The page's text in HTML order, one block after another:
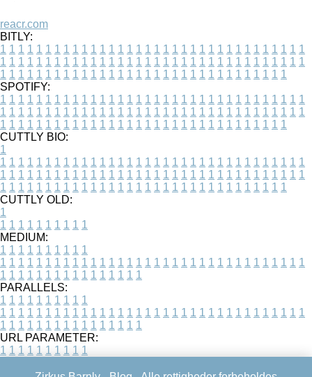
reacr.com
BITLY:
1 1 1 1 1 1 1 1 1 1 1 1 1 1 1 1 1 1 1 1 1 1 1 1 1 1 1 1 1 1 1 1 1 1
1 1 1 1 1 1 1 1 1 1 1 1 1 1 1 1 1 1 1 1 1 1 1 1 1 1 1 1 1 1 1 1 1 1
1 1 1 1 1 1 1 1 1 1 1 1 1 1 1 1 1 1 1 1 1 1 1 1 1 1 1 1 1 1 1 1
SPOTIFY:
1 1 1 1 1 1 1 1 1 1 1 1 1 1 1 1 1 1 1 1 1 1 1 1 1 1 1 1 1 1 1 1 1 1
1 1 1 1 1 1 1 1 1 1 1 1 1 1 1 1 1 1 1 1 1 1 1 1 1 1 1 1 1 1 1 1 1 1
1 1 1 1 1 1 1 1 1 1 1 1 1 1 1 1 1 1 1 1 1 1 1 1 1 1 1 1 1 1 1 1
CUTTLY BIO:
1
1 1 1 1 1 1 1 1 1 1 1 1 1 1 1 1 1 1 1 1 1 1 1 1 1 1 1 1 1 1 1 1 1 1
1 1 1 1 1 1 1 1 1 1 1 1 1 1 1 1 1 1 1 1 1 1 1 1 1 1 1 1 1 1 1 1 1 1
1 1 1 1 1 1 1 1 1 1 1 1 1 1 1 1 1 1 1 1 1 1 1 1 1 1 1 1 1 1 1 1
CUTTLY OLD:
1
1 1 1 1 1 1 1 1 1 1
MEDIUM:
1 1 1 1 1 1 1 1 1 1
1 1 1 1 1 1 1 1 1 1 1 1 1 1 1 1 1 1 1 1 1 1 1 1 1 1 1 1 1 1 1 1 1 1
1 1 1 1 1 1 1 1 1 1 1 1 1 1 1 1
PARALLELS:
1 1 1 1 1 1 1 1 1 1
1 1 1 1 1 1 1 1 1 1 1 1 1 1 1 1 1 1 1 1 1 1 1 1 1 1 1 1 1 1 1 1 1 1
1 1 1 1 1 1 1 1 1 1 1 1 1 1 1 1
URL PARAMETER:
1 1 1 1 1 1 1 1 1 1